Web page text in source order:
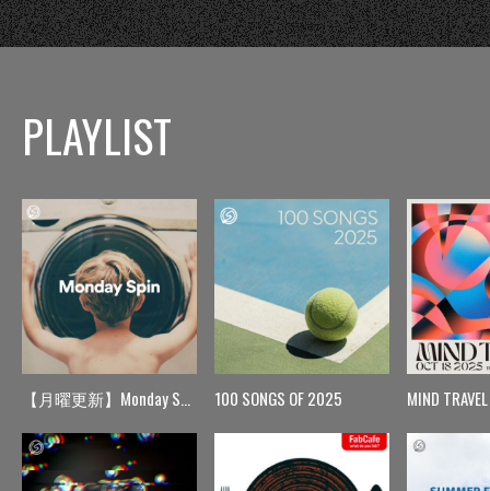
PLAYLIST
【月曜更新】Monday Spin 100 SONGS OF 2025 MIND TRAVEL